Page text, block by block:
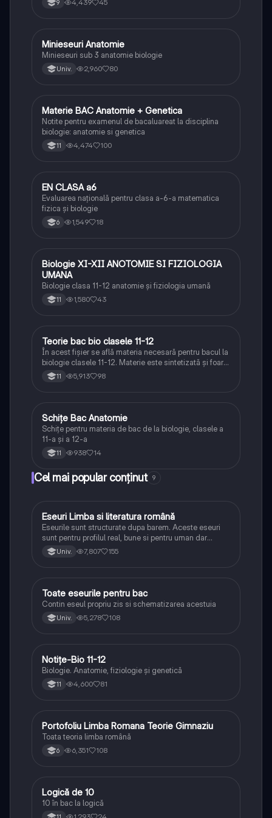
9 4,439 45
Biologie
Minieseuri Anatomie
Minieseuri sub 3 anatomie biologie
Univ. 2,960 80
Biologie
Materie BAC Anatomie + Genetica
Notite pentru examenul de bacaluareat la disciplina
biologie: anatomie si genetica
11 4,474 100
Matematică
EN CLASA a6
Evaluarea națională pentru clasa a-6-a matematica
fizica și biologie
6 1,549 18
Biologie
Biologie XI-XII ANOTOMIE SI FIZIOLOGIA
UMANA
Biologie clasa 11-12 anatomie și fiziologia umană
11 1,580 43
Biologie
Teorie bac bio clasele 11-12
În acest fișier se află materia necesară pentru bacul la
biologie clasele 11-12. Materie este sintetizată și foarte
bine explicată.
11 5,913 98
Biologie
Schițe Bac Anatomie
Schițe pentru materia de bac de la biologie, clasele a
11-a și a 12-a
11 938 14
Cel mai popular conținut 9
Limba și literatura română
Eseuri Limba si literatura română
Eseurile sunt structurate dupa barem. Aceste eseuri
sunt pentru profilul real, bune si pentru uman dar
lipsesc relatiile dintre personaje si caracrerizarile.
Univ. 7,807 155
Limba și literatura română
Toate eseurile pentru bac
Contin eseul propriu zis si schematizarea acestuia
Univ. 5,278 108
Biologie
Notițe-Bio 11-12
Biologie. Anatomie, fiziologie și genetică
11 4,600 81
Limba și literatura română
Portofoliu Limba Romana Teorie Gimnaziu
Toata teoria limba română
6 6,351 108
Logică
Logică de 10
10 în bac la logică